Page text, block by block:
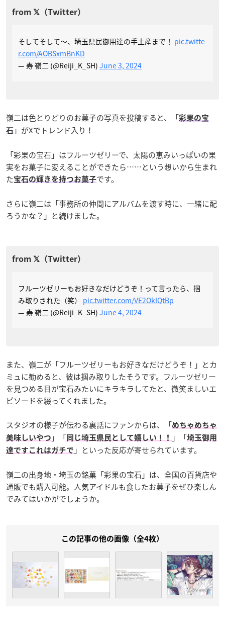
そしてそして～、埼玉県民御用達の手土産まで！ pic.twitte
r.com/AOBSxmBnKD
— 寿 嶺二 (@Reiji_K_SH) June 3, 2024
嶺二は色とりどりのお菓子の写真を投稿すると、「彩果の宝
石 」がXでトレンド入り！
「彩果の宝石」はフルーツゼリーで、太陽の恵みいっぱいの果
実をお菓子に変えることができたら……という想いから生まれ
た宝石の輝きを持つお菓子です。
さらに嶺二は「事務所の仲間にアルバムを渡す時に、一緒に配
ろうかな？」と続けました。
フルーツゼリーもお好きなだけどうぞ！って言ったら、掴
み取りされた（笑） pic.twitter.com/VE2OkIQtBp
— 寿 嶺二 (@Reiji_K_SH) June 4, 2024
また、嶺二が「フルーツゼリーもお好きなだけどうぞ！」とカ
ミュに勧めると、彼は掴み取りしたそうです。フルーツゼリー
を見つめる目が宝石みたいにキラキラしてたと、微笑ましいエ
ピソードを綴ってくれました。
スタジオの様子が伝わる裏話にファンからは、「めちゃめちゃ
美味しいやつ 」「 同じ埼玉県民として嬉しい！！ 」「埼玉御用
達ですこれはガチで 」といった反応が寄せられています。
嶺二の出身地・埼玉の銘菓「彩果の宝石」は、全国の百貨店や
通販でも購入可能。人気アイドルも食したお菓子をぜひ楽しん
でみてはいかがでしょうか。
この記事の他の画像（全4枚）